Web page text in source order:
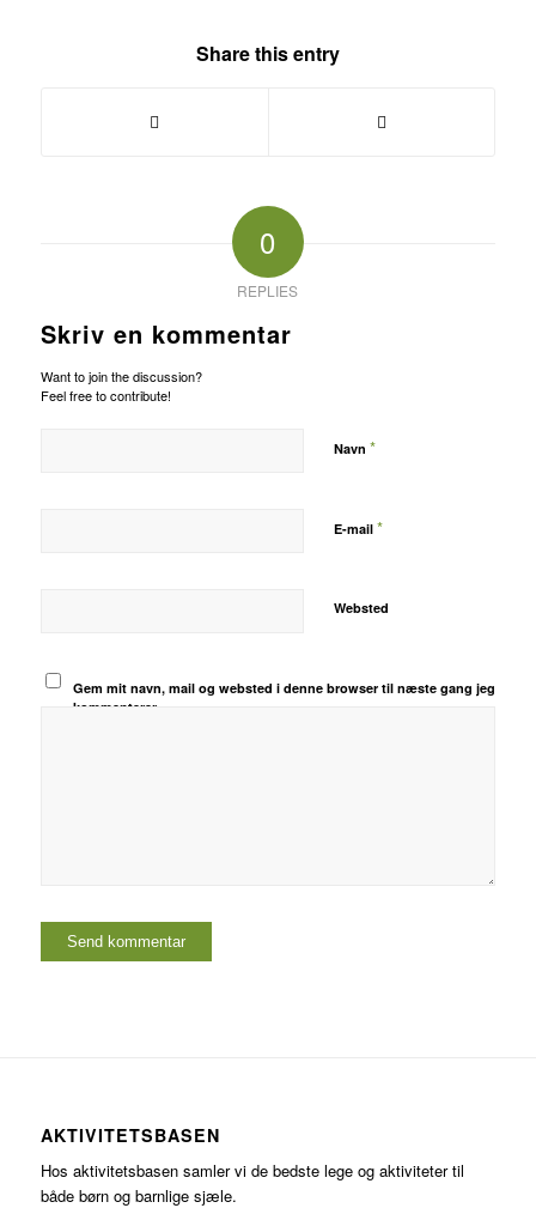
Share this entry
0
REPLIES
Skriv en kommentar
Want to join the discussion?
Feel free to contribute!
Navn *
E-mail *
Websted
Gem mit navn, mail og websted i denne browser til næste gang jeg
kommenterer.
AKTIVITETSBASEN
Hos aktivitetsbasen samler vi de bedste lege og aktiviteter til
både børn og barnlige sjæle.